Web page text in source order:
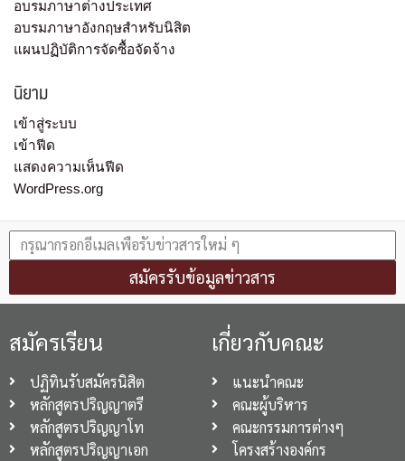
อบรมภาษาต่างประเทศ
อบรมภาษาอังกฤษสำหรับนิสิต
แผนปฏิบัติการจัดซื้อจัดจ้าง
นิยาม
เข้าสู่ระบบ
เข้าฟีด
แสดงความเห็นฟีด
WordPress.org
สมัครรับข้อมูลข่าวสาร
สมัครเรียน
ปฏิทินรับสมัครนิสิต
หลักสูตรปริญญาตรี
หลักสูตรปริญญาโท
หลักสูตรปริญญาเอก
เกี่ยวกับคณะ
แนะนำคณะ
คณะผู้บริหาร
คณะกรรมการต่างๆ
โครงสร้างองค์กร